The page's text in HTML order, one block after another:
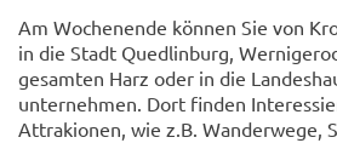
Am Wochenende können Sie von
in die Stadt Quedlinburg,
gesamten Harz oder in die
unternehmen. Dort finden
Attrakionen, wie z.B. Wanderwege,